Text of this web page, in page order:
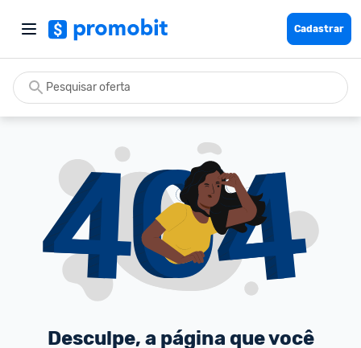
Cadastrar
Desculpe, a página que você